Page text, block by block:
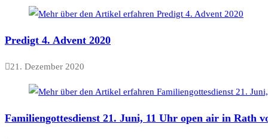
Predigt 4. Advent 2020
21. Dezember 2020
Familiengottesdienst 21. Juni, 11 Uhr open air in Rath